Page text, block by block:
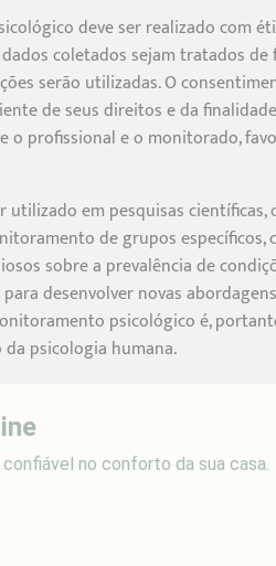
deve ser realizado com
coletados sejam tratados
serão utilizadas. O
de seus direitos e da
o profissional e o monitorado,
em pesquisas
de grupos específicos,
sobre a prevalência de
desenvolver novas
psicológico é,
psicologia humana.
no conforto da sua casa.